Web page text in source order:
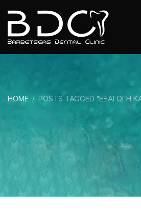
HOME POSTS TAGGED "ΕΞΑΓΩΓΗ